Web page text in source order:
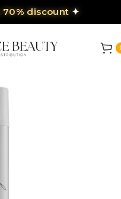
70% discount ✦